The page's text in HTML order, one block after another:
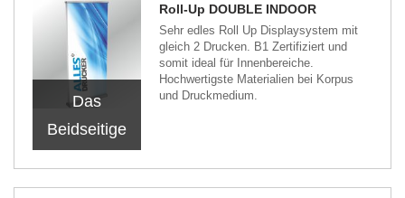
Das
Beidseitige
Roll-Up DOUBLE INDOOR
Sehr edles Roll Up Displaysystem mit
gleich 2 Drucken. B1 Zertifiziert und
somit ideal für Innenbereiche.
Hochwertigste Materialien bei Korpus
und Druckmedium.